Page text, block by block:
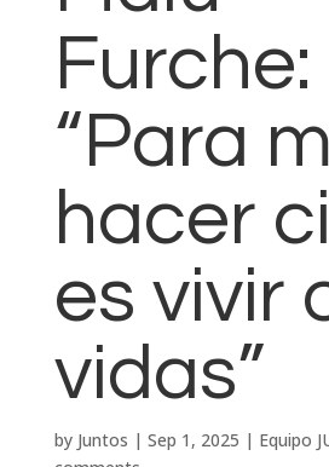
Furche:
“Para
hacer
es vivir
vidas”
by Juntos | Sep 1, 2025 | Equipo